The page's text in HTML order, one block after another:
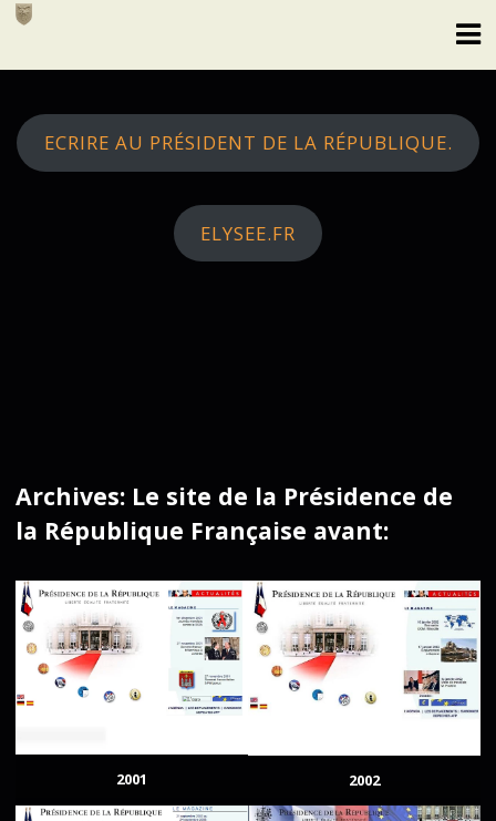
Skip
ECRIRE AU PRÉSIDENT DE LA RÉPUBLIQUE.
ELYSEE.FR
Archives: Le site de la Présidence de
la République Française avant:
2001 2002